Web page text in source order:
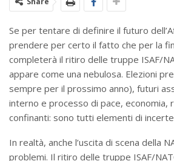
Se per tentare di definire il futuro
prendere per certo il fatto che per la
completerà il ritiro delle truppe ISAF/
appare come una nebulosa. Elezioni
sempre per il prossimo anno), futuri
interno e processo di pace, economia,
confinanti: sono tutti elementi di
In realtà, anche l’uscita di scena della
problemi. Il ritiro delle truppe ISAF/